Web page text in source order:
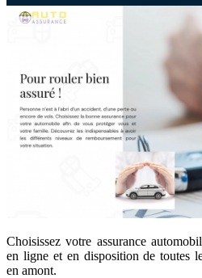
Choisissez votre assurance
en ligne et en disposition de toutes
en amont.